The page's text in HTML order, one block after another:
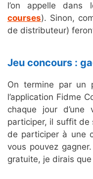
l’on appelle dans
courses). Sinon,
de distributeur)
Jeu concours :
On termine par un
l’application Fidme
chaque jour
participer, il suffit de
de participer à une
vous pouvez
gratuite, je dirais